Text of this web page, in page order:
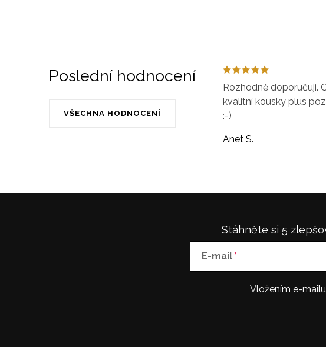
Poslední hodnocení
VŠECHNA HODNOCENÍ
Rozhodně doporučuji.
kvalitní kousky plus
:-)
Anet S.
Stáhněte si 5
E-mail
Vložením e-